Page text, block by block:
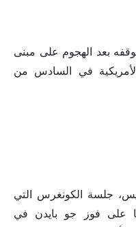
بعد الهجوم على مبنى
الأمريكية في السادس من
جلسة الكونغرس التي
على فوز جو بايدن في